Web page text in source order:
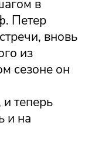
в
Петер
вновь
из
сезоне он
теперь
и на